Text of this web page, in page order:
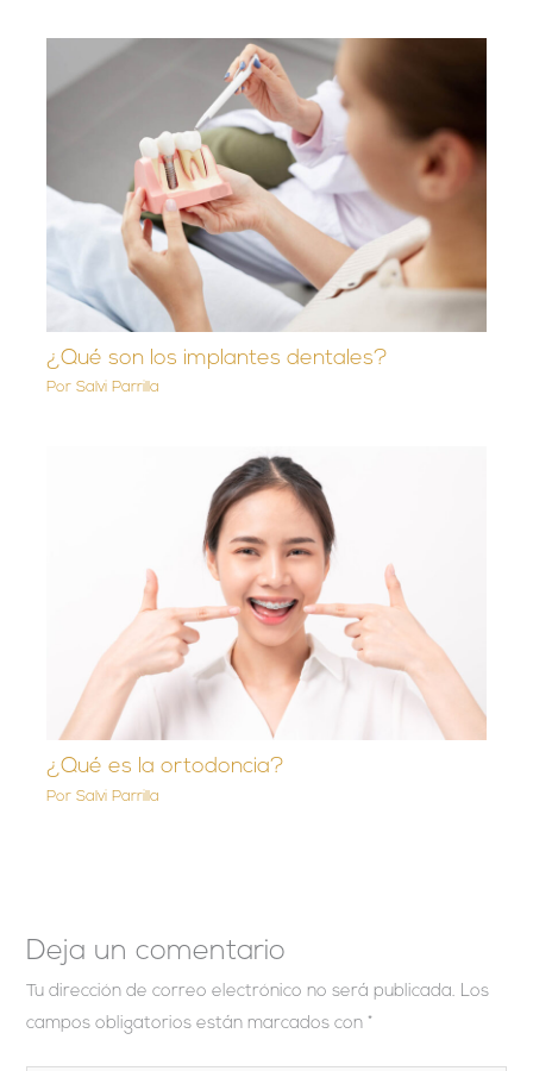
¿Qué son los implantes dentales?
PorSalvi Parrilla
¿Qué es la ortodoncia?
PorSalvi Parrilla
Deja un comentario
Tu dirección de correo electrónico no será publicada. Los
campos obligatorios están marcados con*